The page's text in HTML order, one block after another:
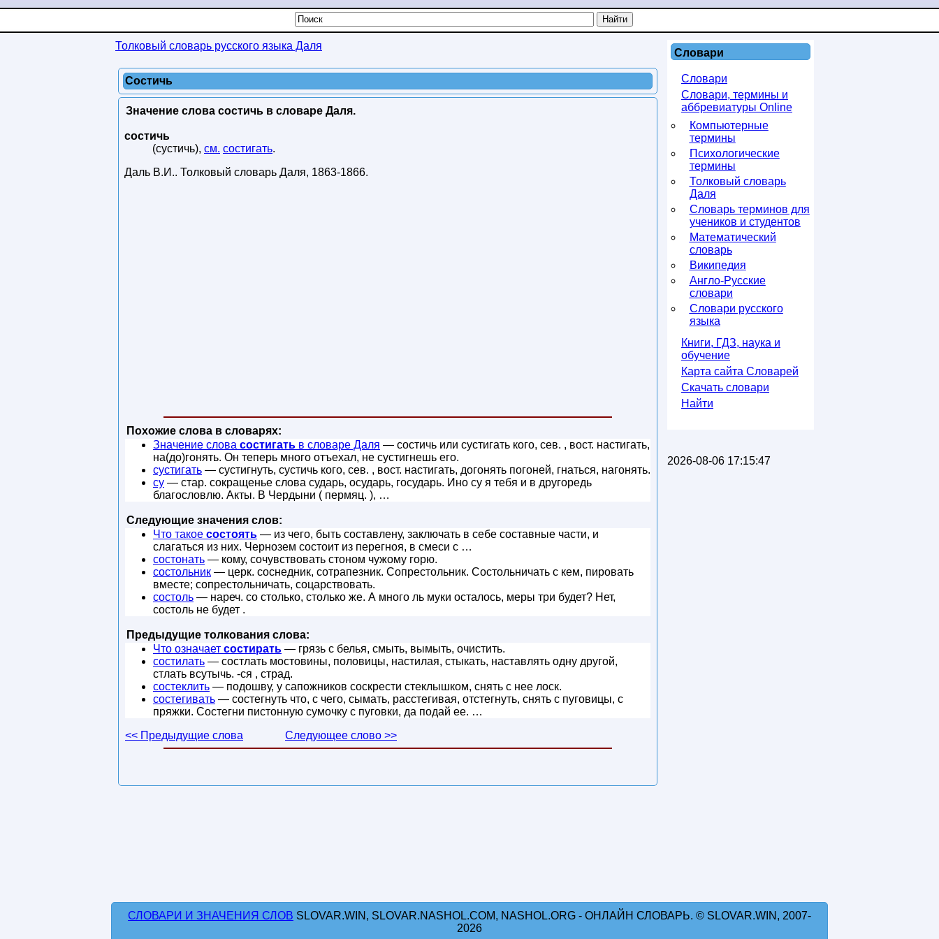
Толковый словарь русского языка Даля
Состичь
Значение слова состичь в словаре Даля.
состичь
(сустичь), см. состигать.
Даль В.И.. Толковый словарь Даля, 1863-1866.
Похожие слова в словарях:
Значение слова состигать в словаре Даля — состичь или сустигать кого, сев. , вост. настигать,
на(до)гонять. Он теперь много отъехал, не сустигнешь его.
сустигать — сустигнуть, сустичь кого, сев. , вост. настигать, догонять погоней, гнаться, нагонять.
су — стар. сокращенье слова сударь, осударь, государь. Ино су я тебя и в другоредь
благословлю. Акты. В Чердыни ( пермяц. ), …
Следующие значения слов:
Что такое состоять — из чего, быть составлену, заключать в себе составные части, и
слагаться из них. Чернозем состоит из перегноя, в смеси с …
состонать — кому, сочувствовать стоном чужому горю.
состольник — церк. соснедник, сотрапезник. Сопрестольник. Состольничать с кем, пировать
вместе; сопрестольничать, соцарствовать.
состоль — нареч. со столько, столько же. А много ль муки осталось, меры три будет? Нет,
состоль не будет .
Предыдущие толкования слова:
Что означает состирать — грязь с белья, смыть, вымыть, очистить.
состилать — состлать мостовины, половицы, настилая, стыкать, наставлять одну другой,
стлать всутычь. -ся , страд.
состеклить — подошву, у сапожников соскрести стеклышком, снять с нее лоск.
состегивать — состегнуть что, с чего, сымать, расстегивая, отстегнуть, снять с пуговицы, с
пряжки. Состегни пистонную сумочку с пуговки, да подай ее. …
<< Предыдущие слова
Следующее слово >>
Словари
Словари
Словари, термины и
аббревиатуры Online
Компьютерные
термины
Психологические
термины
Толковый словарь
Даля
Словарь терминов для
учеников и студентов
Математический
словарь
Википедия
Англо-Русские
словари
Словари русского
языка
Книги, ГДЗ, наука и
обучение
Карта сайта Словарей
Скачать словари
Найти
2026-08-06 17:15:47
СЛОВАРИ И ЗНАЧЕНИЯ СЛОВ SLOVAR.WIN, SLOVAR.NASHOL.COM, NASHOL.ORG - ОНЛАЙН СЛОВАРЬ. © SLOVAR.WIN, 2007-
2026